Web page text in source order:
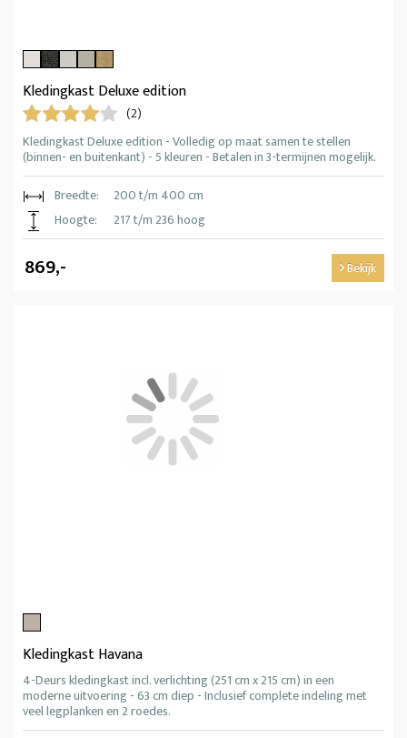
Kledingkast Deluxe edition
(2)
Kledingkast Deluxe edition - Volledig op maat samen te stellen
(binnen- en buitenkant) - 5 kleuren - Betalen in 3-termijnen mogelijk.
Breedte:
200 t/m 400 cm
Hoogte:
217 t/m 236 hoog
869,- Bekijk
Kledingkast Havana
4-Deurs kledingkast incl. verlichting (251 cm x 215 cm) in een
moderne uitvoering - 63 cm diep - Inclusief complete indeling met
veel legplanken en 2 roedes.